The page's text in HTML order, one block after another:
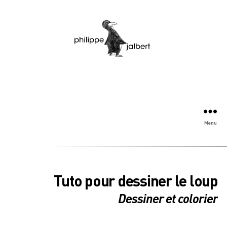
Menu
Tuto pour dessiner le loup
Dessiner et colorier